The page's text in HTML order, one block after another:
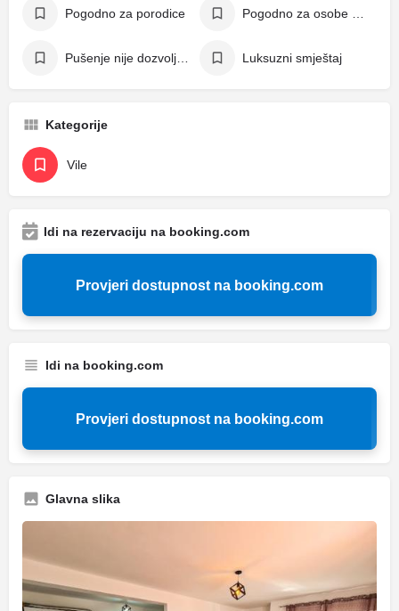
Pogodno za porodice
Luksuzni smještaj
Kategorije
Vile
Idi na rezervaciju na booking.com
Provjeri dostupnost na booking.com
Idi na booking.com
Provjeri dostupnost na booking.com
Glavna slika